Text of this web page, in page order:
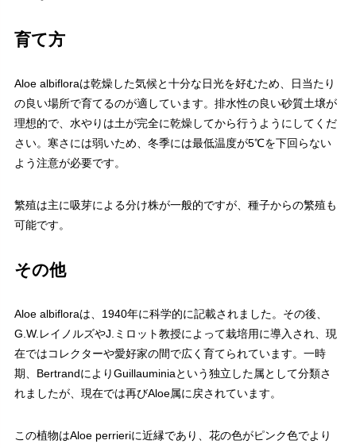
育て方
Aloe albifloraは乾燥した気候と十分な日光を好むため、日当たり
の良い場所で育てるのが適しています。排水性の良い砂質土壌が
理想的で、水やりは土が完全に乾燥してから行うようにしてくだ
さい。寒さには弱いため、冬季には最低温度が5℃を下回らない
よう注意が必要です。
繁殖は主に吸芽による分け株が一般的ですが、種子からの繁殖も
可能です。
その他
Aloe albifloraは、1940年に科学的に記載されました。その後、
G.W.レイノルズやJ.ミロット教授によって栽培用に導入され、現
在ではコレクターや愛好家の間で広く育てられています。一時
期、BertrandによりGuillauminiaという独立した属として分類さ
れましたが、現在では再びAloe属に戻されています。
この植物はAloe perrieriに近縁であり、花の色がピンク色でより